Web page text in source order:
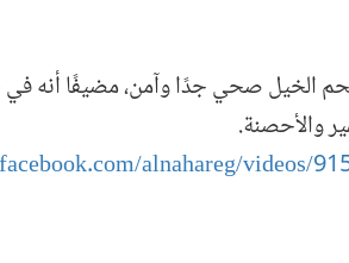
الخيل صحي جدًا وآمن، مضيفًا أنه في
والأحصنة.
alnahareg/videos/